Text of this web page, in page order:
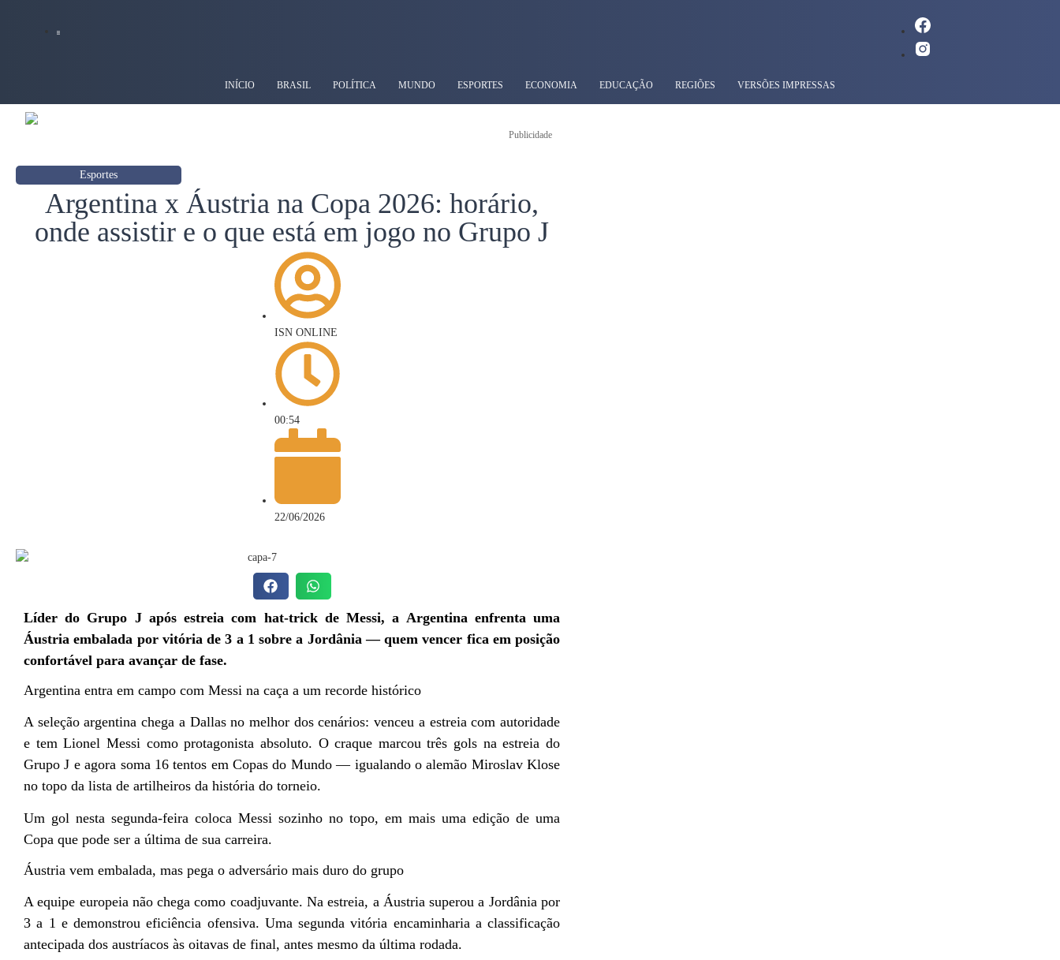
INÍCIO BRASIL POLÍTICA MUNDO ESPORTES ECONOMIA EDUCAÇÃO REGIÕES VERSÕES IMPRESSAS
Publicidade
Esportes
Argentina x Áustria na Copa 2026: horário,
onde assistir e o que está em jogo no Grupo J
ISN ONLINE
00:54
22/06/2026
Líder do Grupo J após estreia com hat-trick de Messi, a Argentina enfrenta uma
Áustria embalada por vitória de 3 a 1 sobre a Jordânia — quem vencer fica em posição
confortável para avançar de fase.
Argentina entra em campo com Messi na caça a um recorde histórico
A seleção argentina chega a Dallas no melhor dos cenários: venceu a estreia com autoridade
e tem Lionel Messi como protagonista absoluto. O craque marcou três gols na estreia do
Grupo J e agora soma 16 tentos em Copas do Mundo — igualando o alemão Miroslav Klose
no topo da lista de artilheiros da história do torneio.
Um gol nesta segunda-feira coloca Messi sozinho no topo, em mais uma edição de uma
Copa que pode ser a última de sua carreira.
Áustria vem embalada, mas pega o adversário mais duro do grupo
A equipe europeia não chega como coadjuvante. Na estreia, a Áustria superou a Jordânia por
3 a 1 e demonstrou eficiência ofensiva. Uma segunda vitória encaminharia a classificação
antecipada dos austríacos às oitavas de final, antes mesmo da última rodada.